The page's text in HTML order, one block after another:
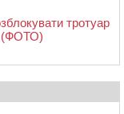
тротуар
(ФОТО)